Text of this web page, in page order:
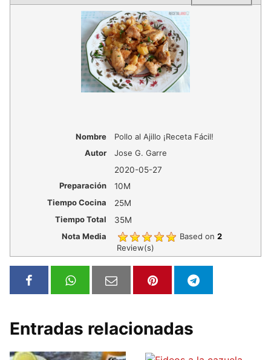
Nombre
Pollo al Ajillo ¡Receta Fácil!
Autor
Jose G. Garre
2020-05-27
Preparación
10M
Tiempo Cocina
25M
Tiempo Total
35M
Nota Media
Based on2
Review(s)
Entradas relacionadas